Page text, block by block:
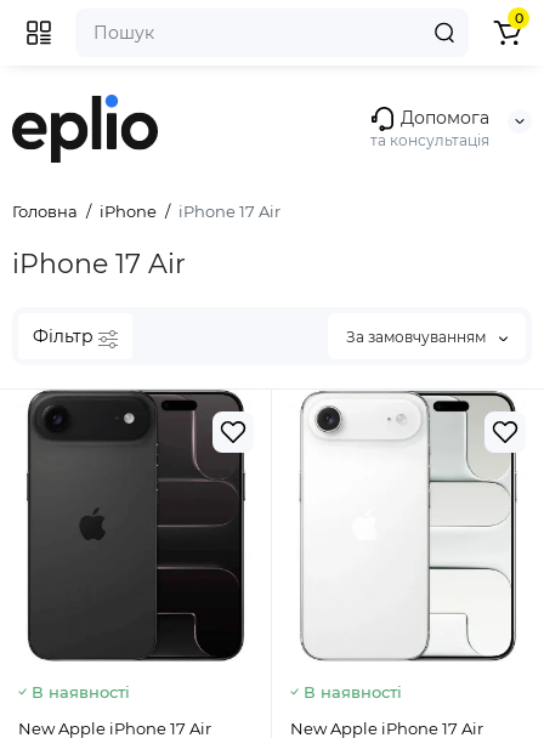
Допомога
та консультація
0
Головна iPhone iPhone 17 Air
iPhone 17 Air
Фільтр За замовчуванням
В наявності
New Apple iPhone 17 Air
В наявності
New Apple iPhone 17 Air